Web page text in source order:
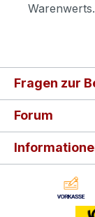
Fragen zur
Forum